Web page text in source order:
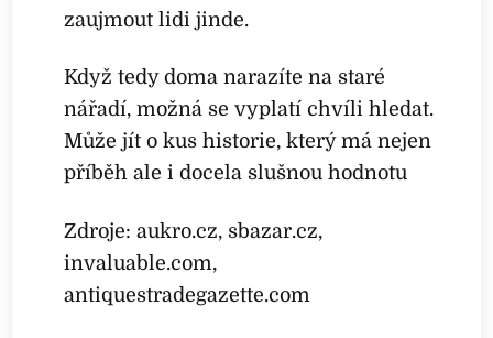
zaujmout lidi jinde.
Když tedy doma narazíte na staré
nářadí, možná se vyplatí chvíli hledat.
Může jít o kus historie, který má nejen
příběh ale i docela slušnou hodnotu
Zdroje: aukro.cz, sbazar.cz,
invaluable.com,
antiquestradegazette.com